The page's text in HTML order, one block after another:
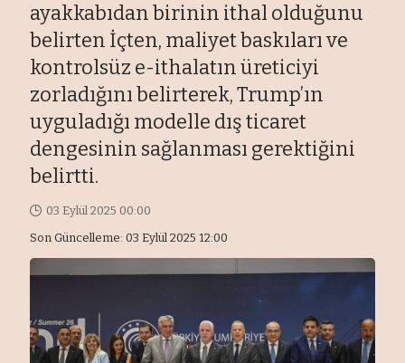
ayakkabıdan birinin ithal olduğunu
belirten İçten, maliyet baskıları ve
kontrolsüz e-ithalatın üreticiyi
zorladığını belirterek, Trump’ın
uyguladığı modelle dış ticaret
dengesinin sağlanması gerektiğini
belirtti.
Son Güncelleme: 03 Eylül 2025 12:00
03 Eylül 2025 00:00